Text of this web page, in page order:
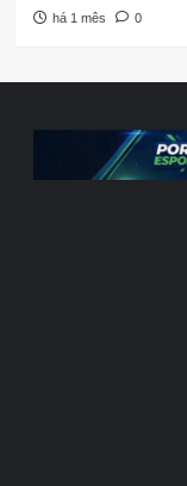
há 1 mês 0